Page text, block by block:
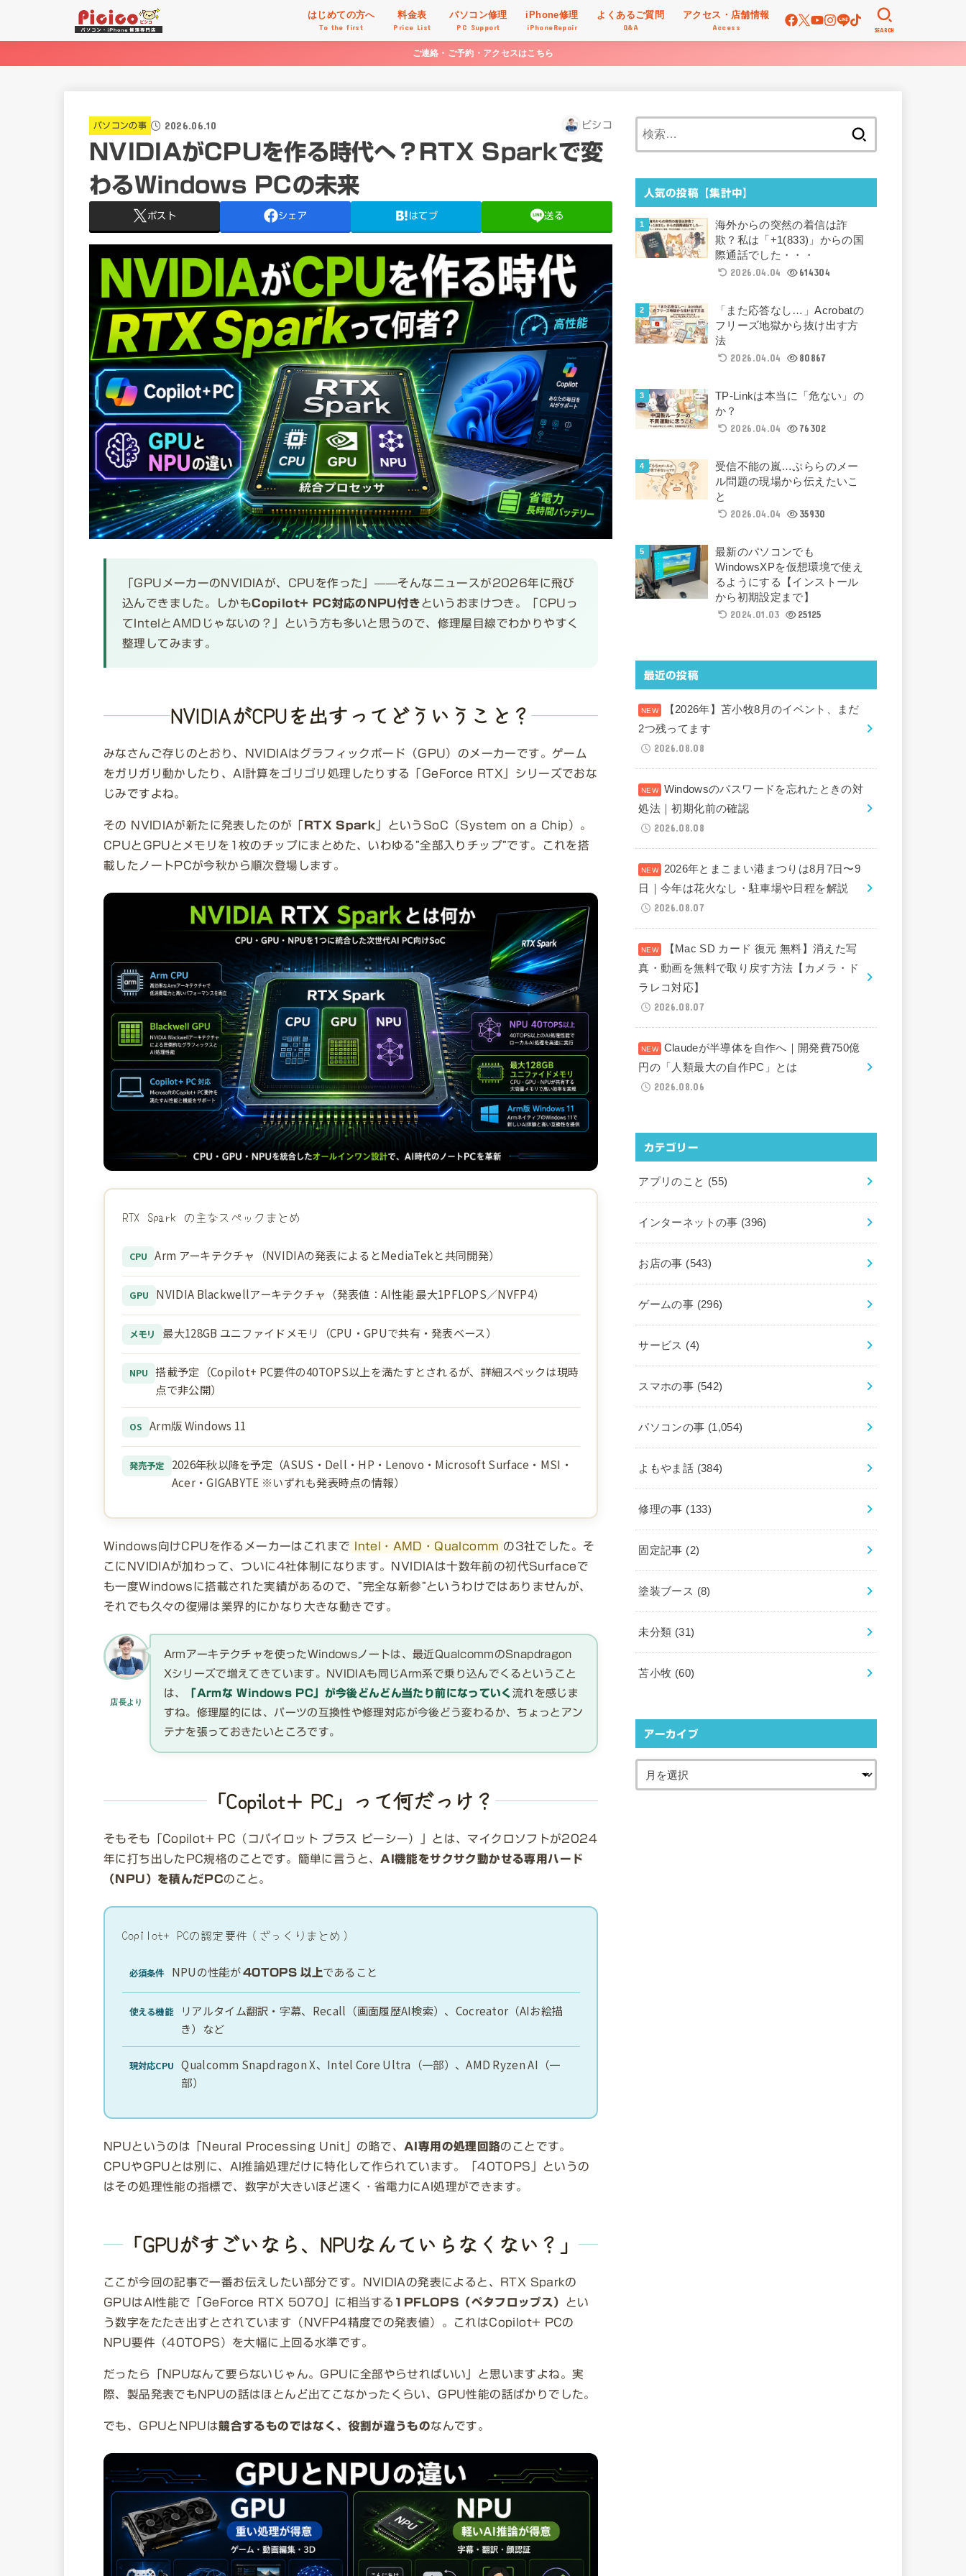
はじめての方へ
To the first
料金表
Price List
パソコン修理
PC Support
iPhone修理
iPhoneRepair
よくあるご質問
Q&A
アクセス・店舗情報
Access SEARCH
ご連絡・ご予約・アクセスはこちら
パソコンの事 2026.06.10 ピシコ
NVIDIAがCPUを作る時代へ？RTX Sparkで変
わるWindows PCの未来
ポスト シェア はてブ 送る
「GPUメーカーのNVIDIAが、CPUを作った」——そんなニュースが2026年に飛び
込んできました。しかもCopilot+ PC対応のNPU付きというおまけつき。「CPUっ
てIntelとAMDじゃないの？」という方も多いと思うので、修理屋目線でわかりやすく
整理してみます。
NVIDIAがCPUを出すってどういうこと？
みなさんご存じのとおり、NVIDIAはグラフィックボード（GPU）のメーカーです。ゲーム
をガリガリ動かしたり、AI計算をゴリゴリ処理したりする「GeForce RTX」シリーズでおな
じみですよね。
その NVIDIAが新たに発表したのが「 RTX Spark 」というSoC（System on a Chip）。
CPUとGPUとメモリを1枚のチップにまとめた、いわゆる”全部入りチップ”です。これを搭
載したノートPCが今秋から順次登場します。
RTX Spark の主なスペックまとめ
CPU Arm アーキテクチャ（NVIDIAの発表によるとMediaTekと共同開発）
GPU NVIDIA Blackwellアーキテクチャ（発表値：AI性能 最大1PFLOPS／NVFP4）
メモリ 最大128GB ユニファイドメモリ（CPU・GPUで共有・発表ベース）
NPU
搭載予定（Copilot+ PC要件の40TOPS以上を満たすとされるが、詳細スペックは現時
点で非公開）
OS Arm版 Windows 11
発売予定
2026年秋以降を予定（ASUS・Dell・HP・Lenovo・Microsoft Surface・MSI・
Acer・GIGABYTE ※いずれも発表時点の情報）
Windows向けCPUを作るメーカーはこれまで Intel・AMD・Qualcomm の3社でした。そ
こにNVIDIAが加わって、ついに4社体制になります。NVIDIAは十数年前の初代Surfaceで
も一度Windowsに搭載された実績があるので、”完全な新参”というわけではありませんが、
それでも久々の復帰は業界的にかなり大きな動きです。
店長より
Armアーキテクチャを使ったWindowsノートは、最近QualcommのSnapdragon
Xシリーズで増えてきています。NVIDIAも同じArm系で乗り込んでくるということ
は、
「Armな Windows PC」が今後どんどん当たり前になっていく 流れを感じま
すね。修理屋的には、パーツの互換性や修理対応が今後どう変わるか、ちょっとアン
テナを張っておきたいところです。
「Copilot+ PC」って何だっけ？
そもそも「Copilot+ PC（コパイロット プラス ピーシー）」とは、マイクロソフトが2024
年に打ち出したPC規格のことです。簡単に言うと、 AI機能をサクサク動かせる専用ハード
（NPU）を積んだPCのこと。
Copilot+ PCの認定要件（ざっくりまとめ）
必須条件 NPUの性能が40TOPS 以上であること
使える機能
リアルタイム翻訳・字幕、Recall（画面履歴AI検索）、Cocreator（AIお絵描
き）など
現対応CPU
Qualcomm Snapdragon X、Intel Core Ultra（一部）、AMD Ryzen AI（一
部）
NPUというのは「Neural Processing Unit」の略で、 AI専用の処理回路のことです。
CPUやGPUとは別に、AI推論処理だけに特化して作られています。「40TOPS」というの
はその処理性能の指標で、数字が大きいほど速く・省電力にAI処理ができます。
「GPUがすごいなら、NPUなんていらなくない？」
ここが今回の記事で一番お伝えしたい部分です。NVIDIAの発表によると、RTX Sparkの
GPUはAI性能で「GeForce RTX 5070」に相当する 1PFLOPS（ペタフロップス） とい
う数字をたたき出すとされています（NVFP4精度での発表値）。これはCopilot+ PCの
NPU要件（40TOPS）を大幅に上回る水準です。
だったら「NPUなんて要らないじゃん。GPUに全部やらせればいい」と思いますよね。実
際、製品発表でもNPUの話はほとんど出てこなかったくらい、GPU性能の話ばかりでした。
でも、GPUとNPUは競合するものではなく、役割が違うものなんです。
人気の投稿【集計中】
海外からの突然の着信は詐
欺？私は「+1(833)」からの国
際通話でした・・・
2026.04.04
614304
「また応答なし…」Acrobatの
フリーズ地獄から抜け出す方
法
2026.04.04
80867
TP-Linkは本当に「危ない」の
か？
2026.04.04
76302
受信不能の嵐…ぷららのメー
ル問題の現場から伝えたいこ
と
2026.04.04
35930
最新のパソコンでも
WindowsXPを仮想環境で使え
るようにする【インストール
から初期設定まで】
2024.01.03
25125
最近の投稿
【2026年】苫小牧8月のイベント、まだ
2つ残ってます
2026.08.08
Windowsのパスワードを忘れたときの対
処法｜初期化前の確認
2026.08.08
2026年とまこまい港まつりは8月7日〜9
日｜今年は花火なし・駐車場や日程を解説
2026.08.07
【Mac SD カード 復元 無料】消えた写
真・動画を無料で取り戻す方法【カメラ・ド
ラレコ対応】
2026.08.07
Claudeが半導体を自作へ｜開発費750億
円の「人類最大の自作PC」とは
2026.08.06
カテゴリー
アプリのこと (55)
インターネットの事 (396)
お店の事 (543)
ゲームの事 (296)
サービス (4)
スマホの事 (542)
パソコンの事 (1,054)
よもやま話 (384)
修理の事 (133)
固定記事 (2)
塗装ブース (8)
未分類 (31)
苫小牧 (60)
アーカイブ